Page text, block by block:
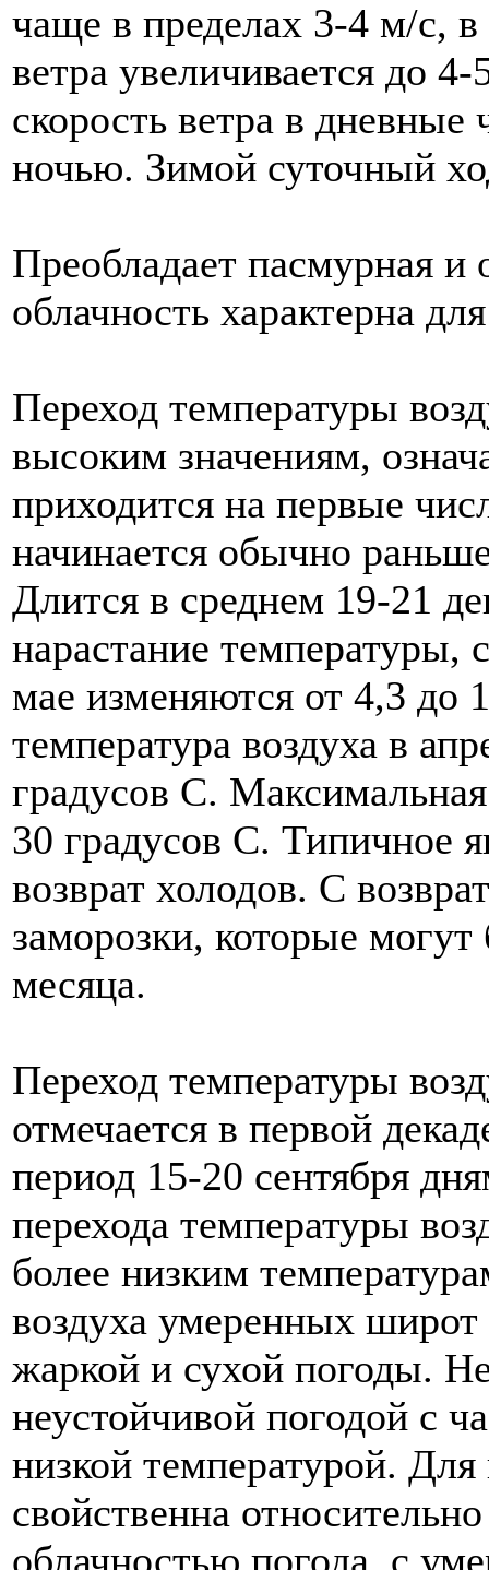
чаще в пределах 3-4 м/с,
ветра увеличивается до
скорость ветра в
ночью. Зимой суточный
Преобладает пасмурная и
облачность характерна
Переход температуры
высоким значениям,
приходится на первые
начинается обычно
Длится в среднем 19-21
нарастание температуры,
мае изменяются от 4,3 до
температура воздуха в
градусов С.
30 градусов С. Типичное
возврат холодов. С
заморозки, которые
месяца.
Переход температуры
отмечается в первой
период 15-20 сентября
перехода температуры
более низким
воздуха умеренных
жаркой и сухой погоды.
неустойчивой погодой с
низкой температурой.
свойственна
облачностью погода, с